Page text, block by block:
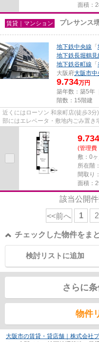
面積：
賃貸｜マンション プレサンス
地下鉄中央線 「
地下鉄長堀鶴見
地下鉄谷町線 「
大阪府大阪市中
9.734万円
築年数：築5年
階数：15階建
近くにはローソン 和泉町店(徒歩3
部にはエレベータ・敷地内ごみ置き
9.734
(管理費
敷：0
所在階
間取り
面積：
該当公開
<<前へ 1 2
チェックした物件をま
検討リストに追加
さらに
物件
大阪市の賃貸・貸店舗｜株式会社